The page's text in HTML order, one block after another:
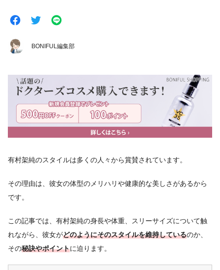
BONIFUL編集部
有村架純のスタイルは多くの人々から賞賛されています。
その理由は、彼女の体型のメリハリや健康的な美しさがあるから
です。
この記事では、有村架純の身長や体重、スリーサイズについて触
れながら、彼女がどのようにそのスタイルを維持しているのか、
その秘訣やポイントに迫ります。